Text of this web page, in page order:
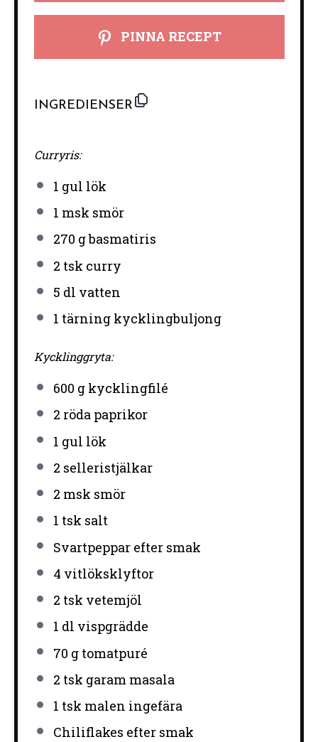
PINNA RECEPT
INGREDIENSER
Curryris:
1 gul lök
1 msk smör
270 gbasmatiris
2 tsk curry
5 dl vatten
1 tärning kycklingbuljong
Kycklinggryta:
600 gkycklingfilé
2 röda paprikor
1 gul lök
2 selleristjälkar
2 msk smör
1 tsk salt
Svartpeppar efter smak
4 vitlöksklyftor
2 tsk vetemjöl
1 dl vispgrädde
70 gtomatpuré
2 tsk garam masala
1 tsk malen ingefära
Chiliflakes efter smak